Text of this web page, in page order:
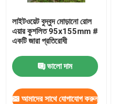
লাইটওয়েট বুদ্বুদ মোড়ানো রোল
এয়ার কুশলিত 95x155mm #
একটি জারা প্রতিরোধী
ভালো দাম
আমাদের সাথে যোগাযোগ করুন